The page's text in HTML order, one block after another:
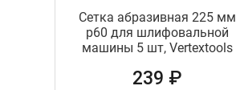
Сетка абразивная 225 мм
р60 для шлифовальной
машины 5 шт, Vertextools
239 ₽